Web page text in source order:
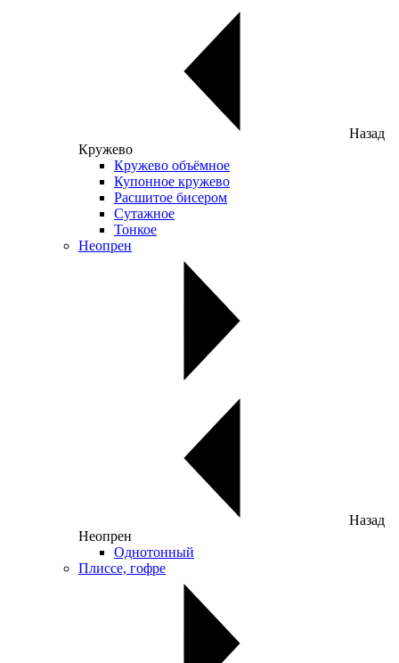
Назад
Кружево
Кружево объёмное
Купонное кружево
Расшитое бисером
Сутажное
Тонкое
Неопрен
Назад
Неопрен
Однотонный
Плиссе, гофре